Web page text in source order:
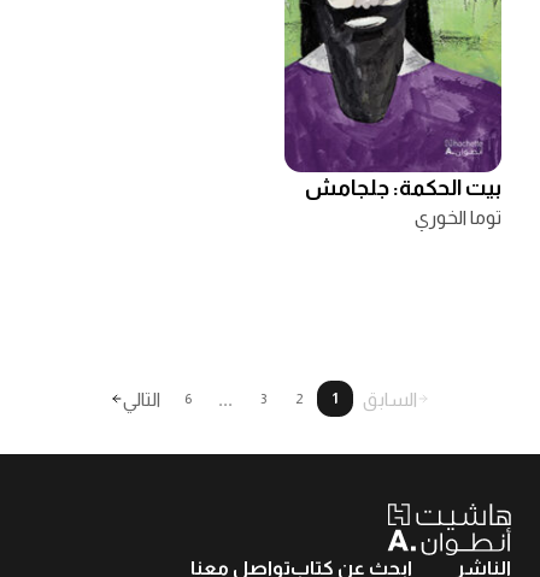
بيت الحكمة: جلجامش
توما الخوري
السابق 1
2
3
...
6 التالي
الناشر ابحث عن كتابتواصل معنا